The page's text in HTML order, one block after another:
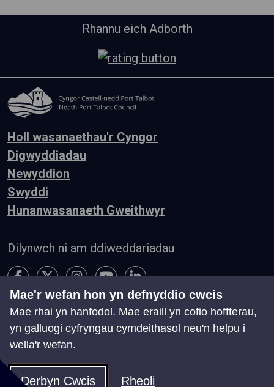
Rhannu eich Adborth
Holl wasanaethau'r Cyngor
Digwyddiadau
Newyddion
Swyddi
Hunanwasanaeth Gweithwyr
Dilynwch ni am ddiweddariadau
Hygyrchedd Telerau ac Amodau
Preifatrwydd
Cysylltu â ni
Chwillio Map o'r Wefan
Mae'r wefan hon yn defnyddio cwcis
Mae rhai yn hanfodol. Mae eraill yn cofio hoffterau,
yn galluogi cyfryngau cymdeithasol neu'n helpu i
wella'r wefan.
Derbyn Cwcis Rheoli